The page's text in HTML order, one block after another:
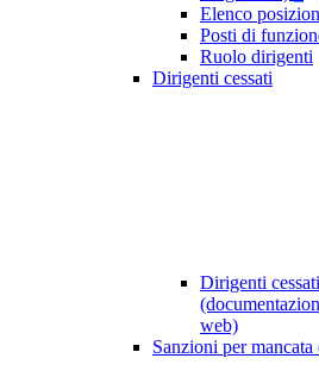
Elenco
Posti di
Ruolo dirigenti
Dirigenti cessati
Dirigenti
web)
Sanzioni per